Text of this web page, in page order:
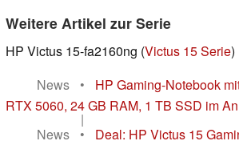
Weitere Artikel zur Serie
HP Victus 15-fa2160ng (Victus 15 Serie)
News
•
HP Gaming-Notebook
RTX 5060, 24 GB RAM, 1 TB SSD im
|
News
•
Deal: HP Victus 15